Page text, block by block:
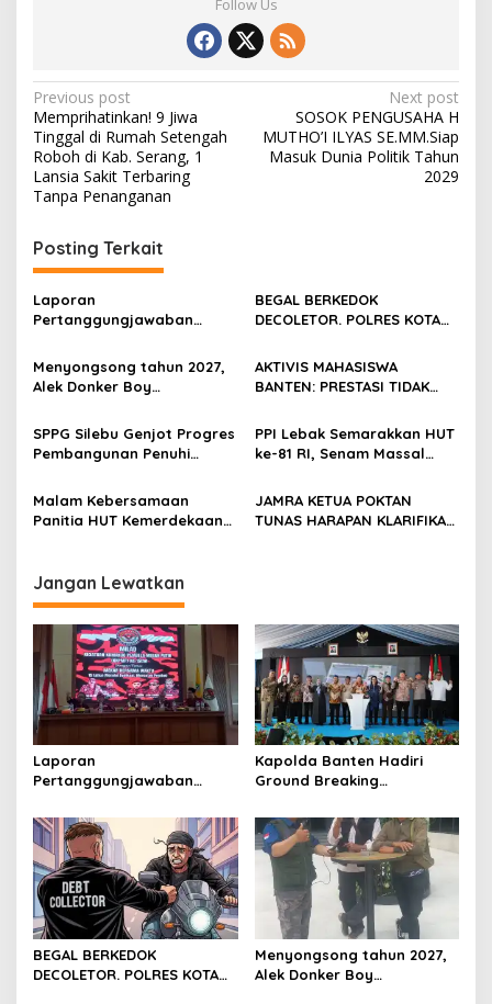
Follow Us
Post
navigation
Previous post
Memprihatinkan! 9 Jiwa
Tinggal di Rumah Setengah
Roboh di Kab. Serang, 1
Lansia Sakit Terbaring
Tanpa Penanganan
Next post
SOSOK PENGUSAHA H
MUTHO’I ILYAS SE.MM.Siap
Masuk Dunia Politik Tahun
2029
Posting Terkait
Laporan
Pertanggungjawaban
Panitia Milad KKPMP ke-15
Resmi Ditutup
BEGAL BERKEDOK
DECOLETOR. POLRES KOTA
TEGAS
Menyongsong tahun 2027,
Alek Donker Boy
SerangPost.com, mengajak
seluruh jajaran untuk terus
meningkatkan
menjalankan tugas
jurnalistik
AKTIVIS MAHASISWA
BANTEN: PRESTASI TIDAK
KETIDAKADILAN
SPPG Silebu Genjot Progres
Pembangunan Penuhi
Kabupaten Serang
PPI Lebak Semarakkan HUT
ke-81 RI, Senam Massal
Temu Kangen
Malam Kebersamaan
Panitia HUT Kemerdekaan
Desa Silebu Kec .Kragilan
JAMRA KETUA POKTAN
TUNAS HARAPAN KLARIFIKASI
Jangan Lewatkan
Laporan
Pertanggungjawaban
Panitia Milad KKPMP ke-15
Resmi Ditutup
Kapolda Banten Hadiri
Ground Breaking
Kantor DPD RI di Ibu Kota
Provinsi Banten
BEGAL BERKEDOK
DECOLETOR. POLRES KOTA
Menyongsong tahun 2027,
Alek Donker Boy